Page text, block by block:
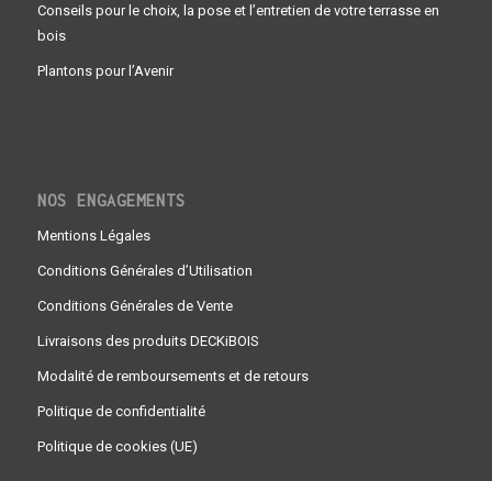
Conseils pour le choix, la pose et l’entretien de votre terrasse en
bois
Plantons pour l’Avenir
NOS ENGAGEMENTS
Mentions Légales
Conditions Générales d’Utilisation
Conditions Générales de Vente
Livraisons des produits DECKiBOIS
Modalité de remboursements et de retours
Politique de confidentialité
Politique de cookies (UE)